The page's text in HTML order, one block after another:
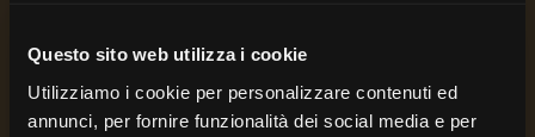
Questo sito web utilizza i cookie
Utilizziamo i cookie per personalizzare contenuti ed
annunci, per fornire funzionalità dei social media e per
Bartoletti